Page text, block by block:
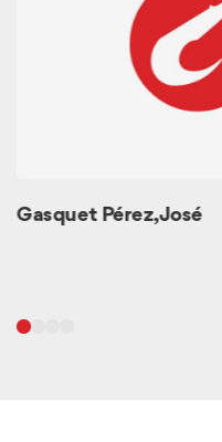
Gasquet Pérez, José